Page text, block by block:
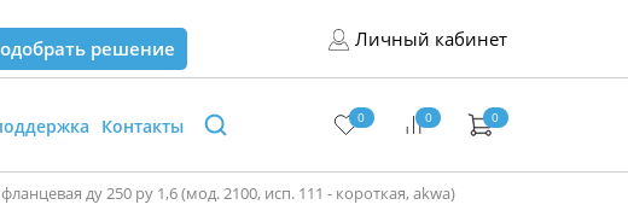
Личный кабинет
решение
Контакты 0 0 0
ду 250 ру 1,6 (мод. 2100, исп. 111 - короткая, akwa)